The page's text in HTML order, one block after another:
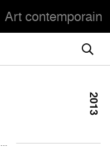
Art contemporain
PLATEFORMES : VEDUTA & RÉSONANCE
2013